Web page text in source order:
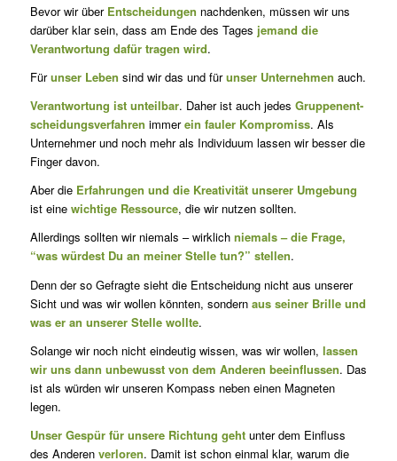
Bevor wir über Entscheidungen nachdenken, müssen wir uns
darüber klar sein, dass am Ende des Tages jemand die
Verantwortung dafür tragen wird.
Fürunser Leben sind wir das und fürunser Unternehmen auch.
Verantwortung ist unteilbar. Daher ist auch jedes Grup­pen­ent­
schei­dungs­ver­fah­ren immerein fauler Kompromiss. Als
Unternehmer und noch mehr als Individuum lassen wir besser die
Finger davon.
Aber die Erfahrungen und die Kreativität unserer Umgebung
ist eine wichtige Ressource, die wir nutzen sollten.
Allerdings sollten wir niemals – wirklich niemals – die Frage,
“was würdest Du an meiner Stelle tun?” stellen.
Denn der so Gefragte sieht die Entscheidung nicht aus unserer
Sicht und was wir wollen könnten, sondern aus seiner Brille und
was er an unserer Stelle wollte.
Solange wir noch nicht eindeutig wissen, was wir wollen, lassen
wir uns dann unbewusst von dem Anderen beeinflussen. Das
ist als würden wir unseren Kompass neben einen Magneten
legen.
Unser Gespür für unsere Richtung gehtunter dem Einfluss
des Anderen verloren. Damit ist schon einmal klar, warum die